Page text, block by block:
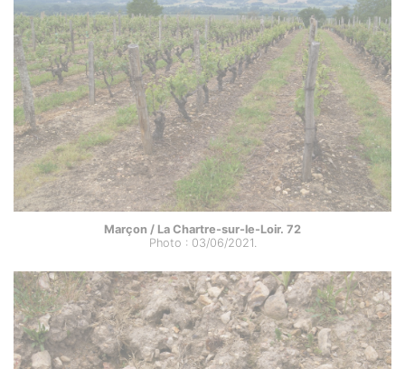
Marçon / La Chartre-sur-le-Loir. 72
Photo : 03/06/2021.